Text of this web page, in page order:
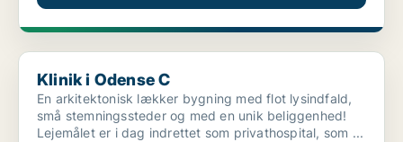
Klinik i Odense C
Klinik i Odense C
En arkitektonisk lækker bygning med flot lysindfald,
små stemningssteder og med en unik beliggenhed!
Lejemålet er i dag indrettet som privathospital, som ...